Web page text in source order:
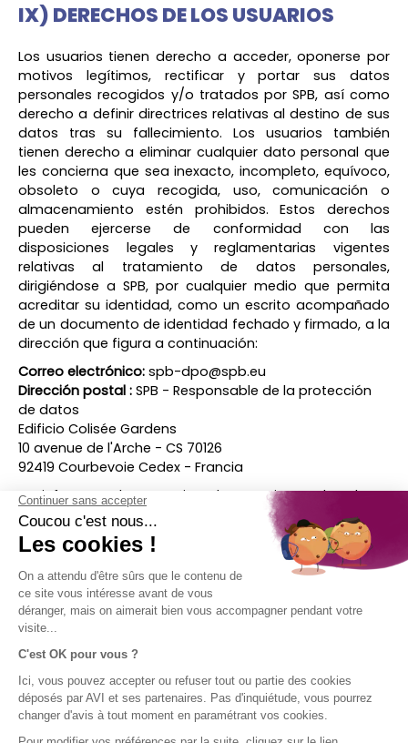
IX) DERECHOS DE LOS USUARIOS
Los usuarios tienen derecho a acceder, oponerse por
motivos legítimos, rectificar y portar sus datos
personales recogidos y/o tratados por SPB, así como
derecho a definir directrices relativas al destino de sus
datos tras su fallecimiento. Los usuarios también
tienen derecho a eliminar cualquier dato personal que
les concierna que sea inexacto, incompleto, equívoco,
obsoleto o cuya recogida, uso, comunicación o
almacenamiento estén prohibidos. Estos derechos
pueden ejercerse de conformidad con las
disposiciones legales y reglamentarias vigentes
relativas al tratamiento de datos personales,
dirigiéndose a SPB, por cualquier medio que permita
acreditar su identidad, como un escrito acompañado
de un documento de identidad fechado y firmado, a la
dirección que figura a continuación:
Correo electrónico: spb-dpo@spb.eu
Dirección postal : SPB - Responsable de la protección
de datos
Edificio Colisée Gardens
10 avenue de l'Arche - CS 70126
92419 Courbevoie Cedex - Francia
Se informa a los usuarios de que tienen derecho a
presentar una reclamación ante la Comisión Nacional
de Informática y Libertades (CNIL).
Última actualización: 5 de mayo de 2025
AVISO
Aviso legal
Condiciones
generales de
EMPRESA
AVI en breve
ACCESO
Contacto
Ayuda
¡SÍGUENOS!